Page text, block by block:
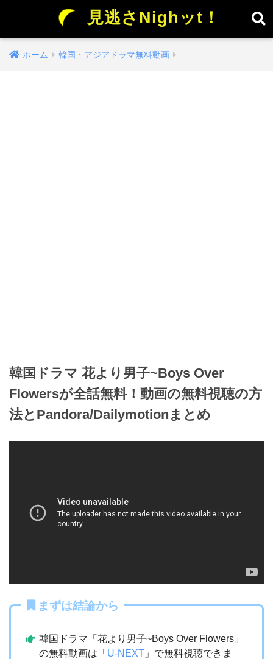
見逃さNighッt！
ホーム 韓国・アジアドラマ無料動画
韓国ドラマ 花より男子~Boys Over
Flowersが全話無料！動画の無料視聴の方
法とPandora/Dailymotionまとめ
まずは結論から
韓国ドラマ「花より男子~Boys Over Flowers」
の無料動画は「 U-NEXT 」で無料視聴できま